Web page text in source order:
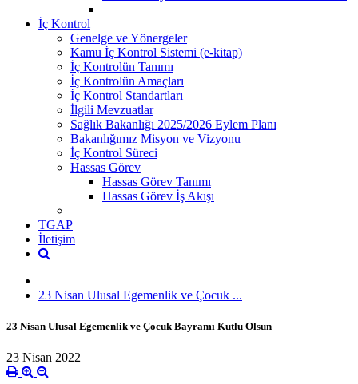
İç Kontrol
Genelge ve Yönergeler
Kamu İç Kontrol Sistemi (e-kitap)
İç Kontrolün Tanımı
İç Kontrolün Amaçları
İç Kontrol Standartları
İlgili Mevzuatlar
Sağlık Bakanlığı 2025/2026 Eylem Planı
Bakanlığımız Misyon ve Vizyonu
İç Kontrol Süreci
Hassas Görev
Hassas Görev Tanımı
Hassas Görev İş Akışı
TGAP
İletişim
23 Nisan Ulusal Egemenlik ve Çocuk ...
23 Nisan Ulusal Egemenlik ve Çocuk Bayramı Kutlu Olsun
23 Nisan 2022